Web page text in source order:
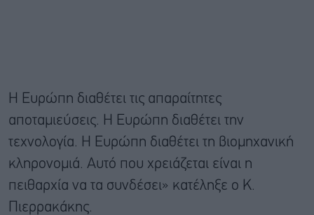
Η Ευρώπη διαθέτει τις απαραίτητες
αποταμιεύσεις. Η Ευρώπη διαθέτει την
τεχνολογία. Η Ευρώπη διαθέτει τη βιομηχανική
κληρονομιά. Αυτό που χρειάζεται είναι η
πειθαρχία να τα συνδέσει» κατέληξε ο Κ.
Πιερρακάκης.